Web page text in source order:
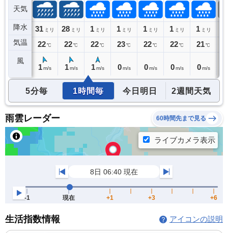
天気
降水
気温
風
28ミリ
22℃
31 ミリ
22℃
1 m/s
28 ミリ
22℃
1 m/s
1 ミリ
22℃
1 m/s
1 ミリ
23℃
0 m/s
1 ミリ
22℃
0 m/s
1 ミリ
22℃
0 m/s
1 ミリ
21℃
0 m/s
5分毎 1時間毎 今日明日 2週間天気
雨雲レーダー 60時間先まで見る
生活指数情報 アイコンの説明